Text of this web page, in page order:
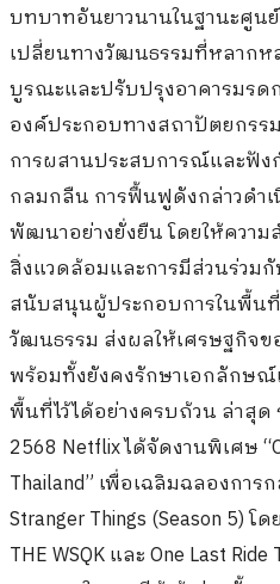
บทบาทอันยาวนานในฐานะศูน
เปลี่ยนทางวัฒนธรรมที่หลากห
บูรณะและปรับปรุงอาคารมรด
องค์ประกอบทางสถาปัตยกรร
การผสานประสบการณ์และฟัง
กลมกลืน การฟื้นฟูดังกล่าวดำ
พัฒนาอย่างยั่งยืน โดยให้ควา
สิ่งแวดล้อมและการมีส่วนร่ว
สนับสนุนผู้ประกอบการในพื้น
วัฒนธรรม ส่งผลให้เศรษฐกิจ
พร้อมทั้งยังคงรักษาเอกลักษณ์
พื้นที่ไว้ได้อย่างครบถ้วน ล่าสุด
2568 Netflix ได้จัดงานพิเศษ
Thailand” เพื่อเฉลิมฉลองกา
Stranger Things (Season 5)
THE WSQK และ One Last